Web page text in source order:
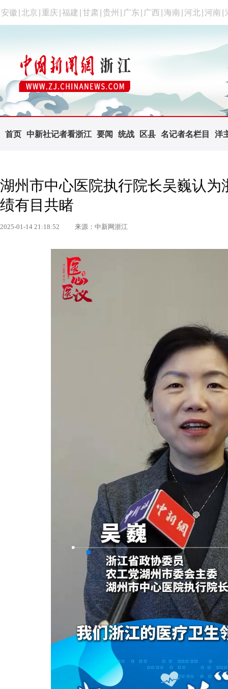
安徽 北京 重庆 福建 甘肃 贵州 广东 广西 海南 河北 河南
首页 中新社记者看浙江 要闻 统战 区县 名记者名栏目 洋
湖州市中心医院执行院长吴巍认
绩有目共睹
2025-01-14 21:18:52 来源：中新网浙江